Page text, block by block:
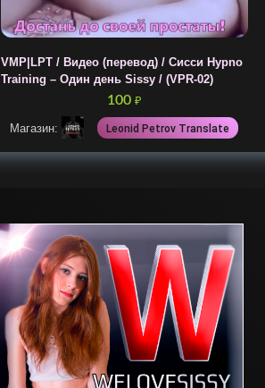
VMP|LPT / Видео (перевод) / Сисси Hypno
Training – Один день Sissy / (VPR-02)
100 ₽
Магазин: Leonid Petrov Translate